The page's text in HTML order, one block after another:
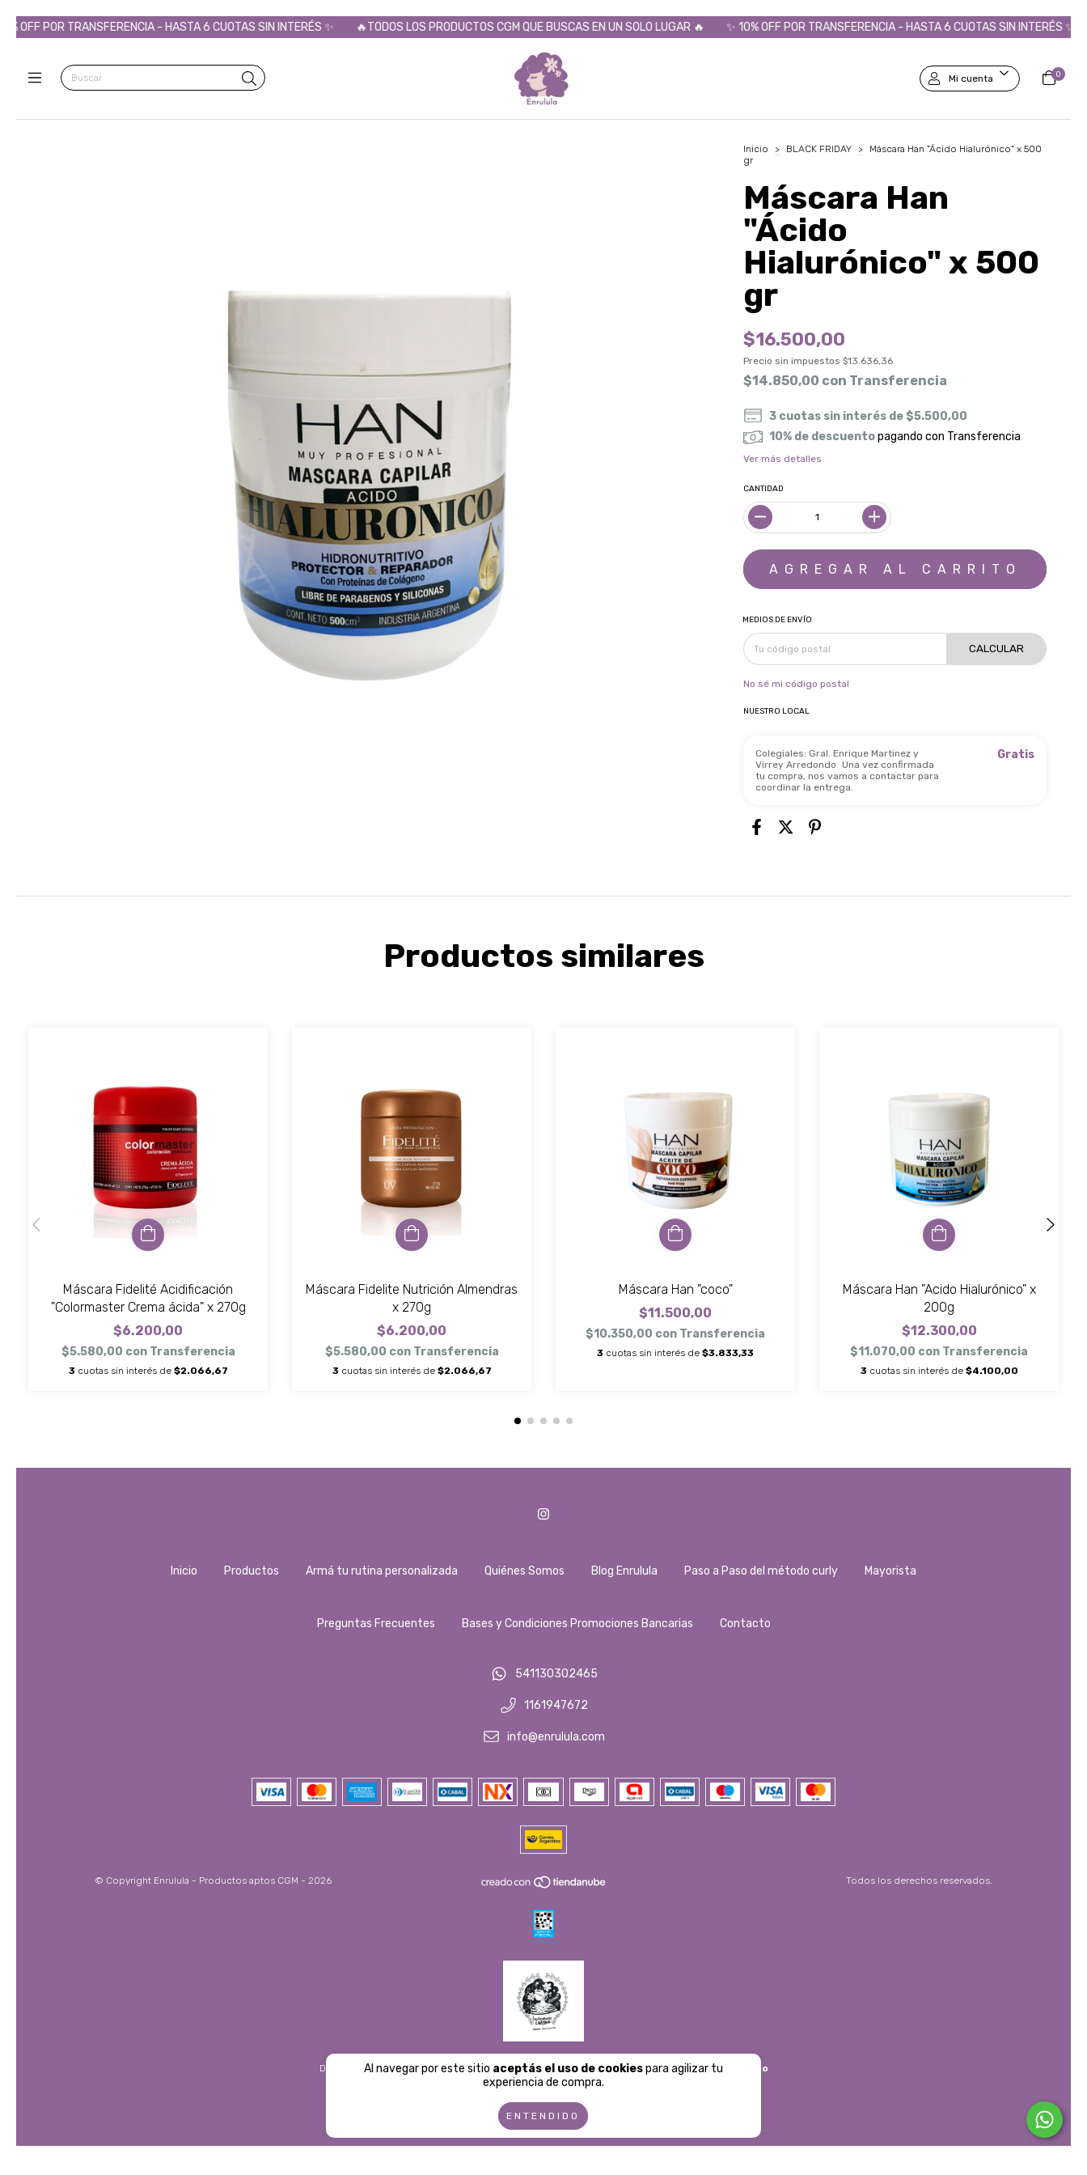
POR TRANSFERENCIA - HASTA 6 CUOTAS SIN INTERÉS ✨ 🔥TODOS LOS PRODUCTOS CGM QUE BUSCAS EN UN SOLO LUGAR 🔥 ✨ 10% OFF POR TRANSFERENCIA - HASTA 6 CUOTAS SIN INTERÉS ✨
Mi cuenta 0
Al navegar por este sitio aceptás el uso de cookiespara agilizar tu
experiencia de compra.
ENTENDIDO
Inicio > BLACK FRIDAY >
Máscara Han "Ácido Hialurónico" x 500
gr
Máscara Han
"Ácido
Hialurónico" x 500
gr
$16.500,00
Precio sin impuestos$13.636,36
$14.850,00 con Transferencia
3 cuotas sin interés de$5.500,00
10% de descuentopagando con Transferencia
Ver más detalles
CANTIDAD
MEDIOS DE ENVÍO
CALCULAR
No sé mi código postal
NUESTRO LOCAL
Colegiales: Gral. Enrique Martinez y
Virrey Arredondo Una vez confirmada
tu compra, nos vamos a contactar para
coordinar la entrega.
Gratis
Productos similares
Máscara Fidelité Acidificación
"Colormaster Crema ácida" x 270g
$6.200,00
$5.580,00 con Transferencia
3 cuotas sin interés de $2.066,67
Máscara Fidelite Nutrición Almendras
x 270g
$6.200,00
$5.580,00 con Transferencia
3 cuotas sin interés de $2.066,67
Máscara Han "coco"
$11.500,00
$10.350,00 con Transferencia
3 cuotas sin interés de $3.833,33
Máscara Han "Acido Hialurónico" x
200g
$12.300,00
$11.070,00 con Transferencia
3 cuotas sin interés de $4.100,00
Inicio Productos Armá tu rutina personalizada Quiénes Somos Blog Enrulula Paso a Paso del método curly Mayorista
Preguntas Frecuentes Bases y Condiciones Promociones Bancarias Contacto
541130302465
1161947672
info@enrulula.com
© Copyright Enrulula - Productos aptos CGM - 2026 Todos los derechos reservados.
Defensa de las y los consumidores. Para reclamos ingresá acá. / Botón de arrepentimiento